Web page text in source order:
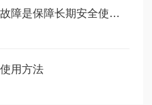
及时解决甲苯不溶物测定仪故障是保障长期安全使用的关键
用方法